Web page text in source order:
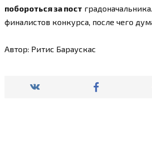
побороться за пост
финалистов конкурса, после чего
Автор: Ритис Бараускас